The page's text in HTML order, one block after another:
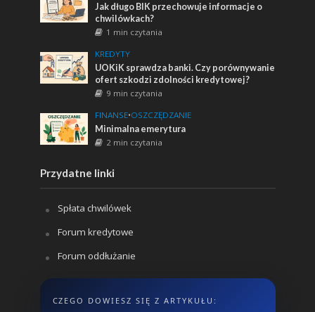
Jak długo BIK przechowuje informacje o
chwilówkach?
1 min czytania
KREDYTY
UOKiK sprawdza banki. Czy porównywanie
ofert szkodzi zdolności kredytowej?
9 min czytania
FINANSE•OSZCZĘDZANIE
Minimalna emerytura
2 min czytania
Przydatne linki
Spłata chwilówek
Forum kredytowe
Forum oddłużanie
CZEGO DOWIESZ SIĘ Z ARTYKUŁU: